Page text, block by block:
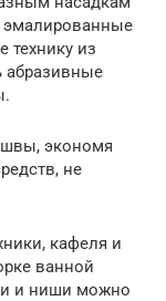
эмалированные
технику из
абразивные
экономя
не
кафеля и
ванной
и ниши можно